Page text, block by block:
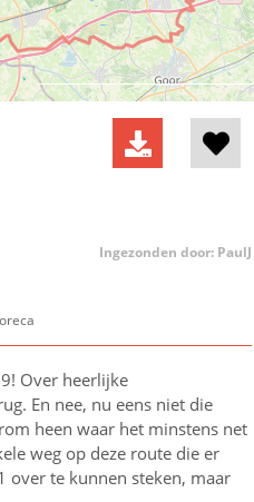
Ingezonden door: PaulJ
Over heerlijke
En nee, nu eens niet die
heen waar het minstens net
weg op deze route die er
over te kunnen steken, maar